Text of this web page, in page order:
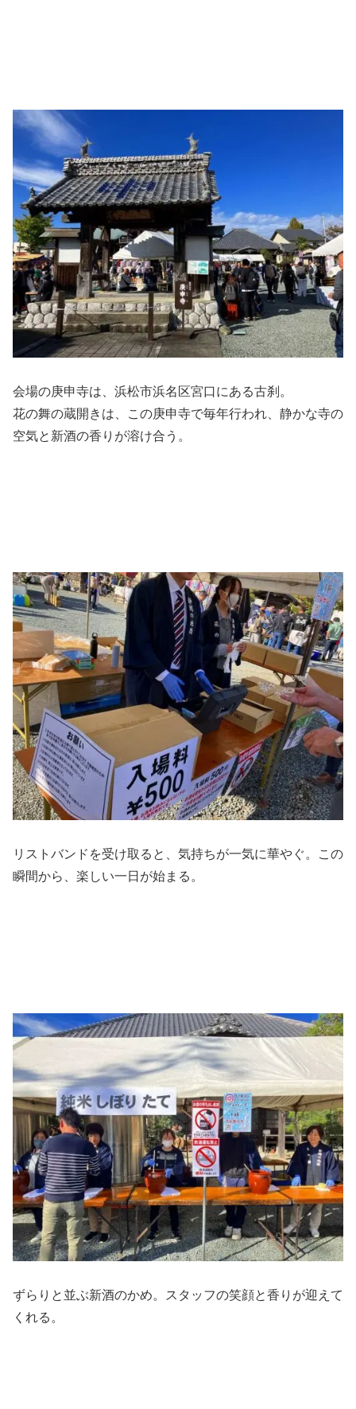
会場の庚申寺は、浜松市浜名区宮口にある古刹。
花の舞の蔵開きは、この庚申寺で毎年行われ、静かな寺の
空気と新酒の香りが溶け合う。
リストバンドを受け取ると、気持ちが一気に華やぐ。この
瞬間から、楽しい一日が始まる。
ずらりと並ぶ新酒のかめ。スタッフの笑顔と香りが迎えて
くれる。